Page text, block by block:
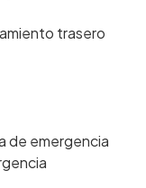
trasero
de emergencia